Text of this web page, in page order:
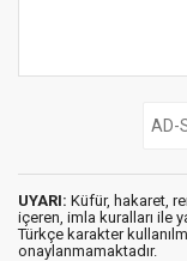
UYARI: Küfür, hakaret,
içeren, imla kuralları ile
Türkçe karakter
onaylanmamaktadır.